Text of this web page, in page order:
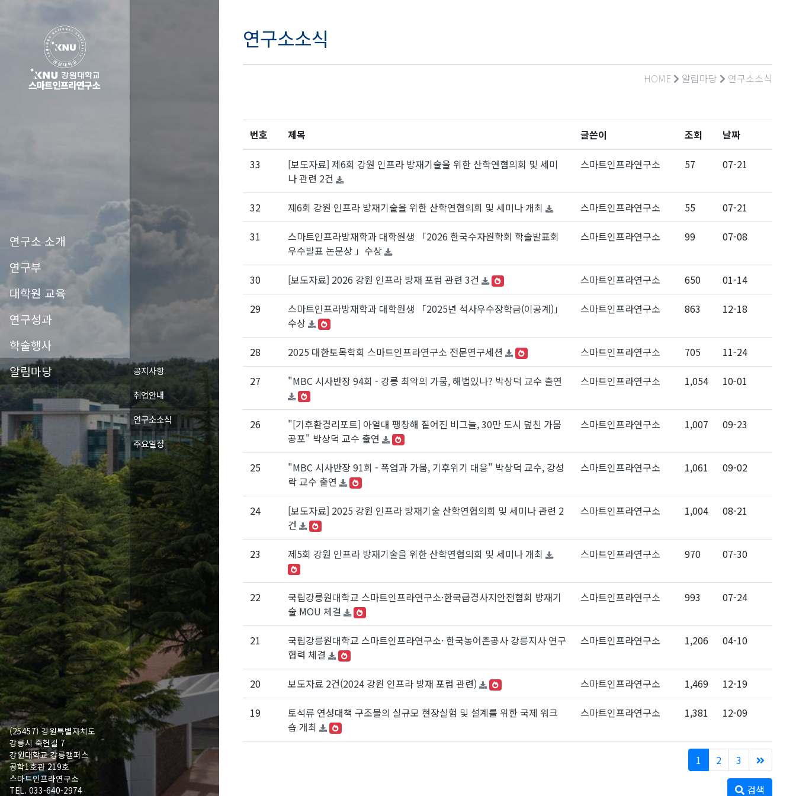
연구소 소개
연구부
대학원 교육
연구성과
학술행사
알림마당
공지사항
취업안내
연구소소식
주요일정
(25457) 강원특별자치도
강릉시 죽헌길 7
강원대학교 강릉캠퍼스
공학1호관 219호
스마트인프라연구소
TEL. 033-640-2974
연구소소식
HOME 알림마당 연구소소식
번호 제목 글쓴이 조회 날짜
33
[보도자료] 제6회 강원 인프라 방재기술을 위한 산학연협의회 및 세미
나 관련 2건
스마트인프라연구소 57 07-21
32 제6회 강원 인프라 방재기술을 위한 산학연협의회 및 세미나 개최 스마트인프라연구소 55 07-21
31
스마트인프라방재학과 대학원생 「2026 한국수자원학회 학술발표회
우수발표 논문상 」수상
스마트인프라연구소 99 07-08
30 [보도자료] 2026 강원 인프라 방재 포럼 관련 3건 스마트인프라연구소 650 01-14
29
스마트인프라방재학과 대학원생 「2025년 석사우수장학금(이공계)」
수상
스마트인프라연구소 863 12-18
28 2025 대한토목학회 스마트인프라연구소 전문연구세션 스마트인프라연구소 705 11-24
27 "MBC 시사반장 94회 - 강릉 최악의 가뭄, 해법있나? 박상덕 교수 출연 스마트인프라연구소 1,054 10-01
26
"[기후환경리포트] 아열대 팽창해 짙어진 비그늘, 30만 도시 덮친 가뭄
공포" 박상덕 교수 출연
스마트인프라연구소 1,007 09-23
25
"MBC 시사반장 91회 - 폭염과 가뭄, 기후위기 대응" 박상덕 교수, 강성
락 교수 출연
스마트인프라연구소 1,061 09-02
24
[보도자료] 2025 강원 인프라 방재기술 산학연협의회 및 세미나 관련 2
건
스마트인프라연구소 1,004 08-21
23 제5회 강원 인프라 방재기술을 위한 산학연협의회 및 세미나 개최 스마트인프라연구소 970 07-30
22
국립강릉원대학교 스마트인프라연구소·한국급경사지안전협회 방재기
술 MOU 체결
스마트인프라연구소 993 07-24
21
국립강릉원대학교 스마트인프라연구소· 한국농어촌공사 강릉지사 연구
협력 체결
스마트인프라연구소 1,206 04-10
20 보도자료 2건(2024 강원 인프라 방재 포럼 관련) 스마트인프라연구소 1,469 12-19
19
토석류 연성대책 구조물의 실규모 현장실험 및 설계를 위한 국제 워크
숍 개최
스마트인프라연구소 1,381 12-09
1 2 3
검색